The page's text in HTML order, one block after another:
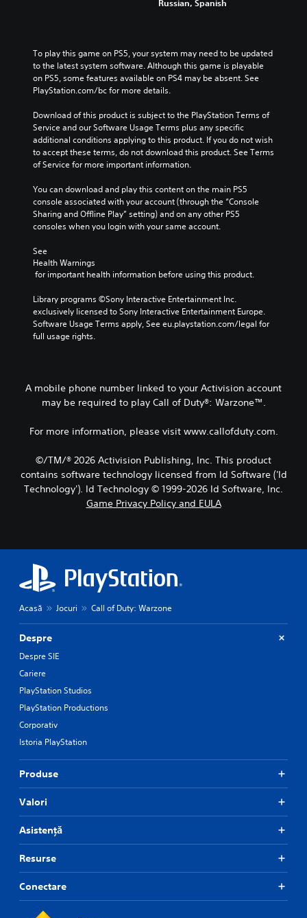
Russian, Spanish
To play this game on PS5, your system may need to be updated
to the latest system software. Although this game is playable
on PS5, some features available on PS4 may be absent. See
PlayStation.com/bc for more details.
Download of this product is subject to the PlayStation Terms of
Service and our Software Usage Terms plus any specific
additional conditions applying to this product. If you do not wish
to accept these terms, do not download this product. See Terms
of Service for more important information.
You can download and play this content on the main PS5
console associated with your account (through the “Console
Sharing and Offline Play” setting) and on any other PS5
consoles when you login with your same account.
See
Health Warnings
for important health information before using this product.
Library programs ©Sony Interactive Entertainment Inc.
exclusively licensed to Sony Interactive Entertainment Europe.
Software Usage Terms apply, See eu.playstation.com/legal for
full usage rights.
A mobile phone number linked to your Activision account
may be required to play Call of Duty®: Warzone™.
For more information, please visit www.callofduty.com.
©/TM/® 2026 Activision Publishing, Inc. This product
contains software technology licensed from Id Software ('Id
Technology'). Id Technology © 1999-2026 Id Software, Inc.
Game Privacy Policy and EULA
Acasă Jocuri Call of Duty: Warzone
Despre
Despre SIE
Cariere
PlayStation Studios
PlayStation Productions
Corporativ
Istoria PlayStation
Produse
Valori
Asistență
Resurse
Conectare